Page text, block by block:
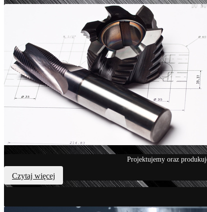
Projektujemy oraz
Czytaj więcej